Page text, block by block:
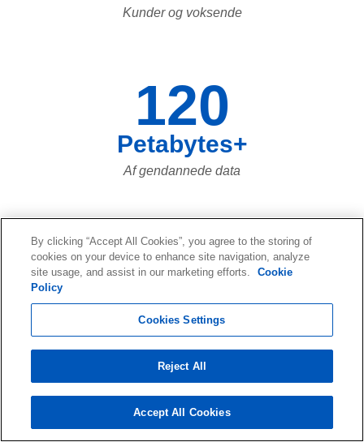
Kunder og voksende
120
Petabytes+
Af gendannede data
73,661,023,683
Af datafiler gendannet i løbet af de
sidste tyve år... og flere og flere hver
dag!
By clicking “Accept All Cookies”, you agree to the storing of
cookies on your device to enhance site navigation, analyze
site usage, and assist in our marketing efforts.
Cookie
Policy
Cookies Settings
Reject All
Accept All Cookies